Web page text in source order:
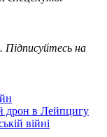
Підписуйтесь на
дрон в Лейпцигу
війні